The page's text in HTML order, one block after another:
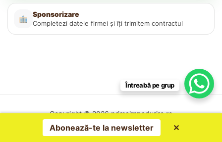
Sponsorizare
Completezi datele firmei și îți trimitem contractul
Copyright © 2026 primaimpadurire.ro
Politica de confidențialitate
Abonează-te la newsletter ✕
Întreabă pe grup